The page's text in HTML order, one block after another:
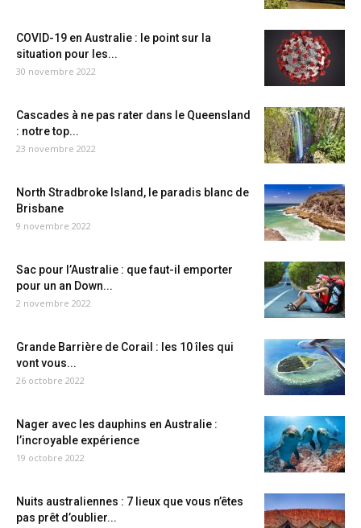
COVID-19 en Australie : le point sur la
situation pour les...
30 novembre 2022
Cascades à ne pas rater dans le Queensland
: notre top...
23 novembre 2022
North Stradbroke Island, le paradis blanc de
Brisbane
9 novembre 2022
Sac pour l’Australie : que faut-il emporter
pour un an Down...
2 novembre 2022
Grande Barrière de Corail : les 10 îles qui
vont vous...
26 octobre 2022
Nager avec les dauphins en Australie :
l’incroyable expérience
19 octobre 2022
Nuits australiennes : 7 lieux que vous n’êtes
pas prêt d’oublier...